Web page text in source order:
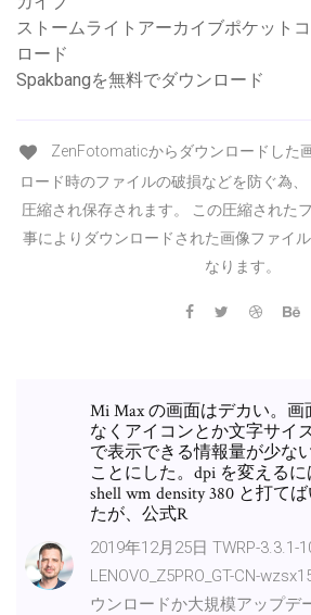
ストームライトアーカイブポケット
ロード
Spakbangを無料でダウンロード
ZenFotomaticからダウンロードした
ロード時のファイルの破損などを防ぐ為
圧縮され保存されます。 この圧縮された
事によりダウンロードされた画像ファイ
なります。
Mi Max の画面はデカい。
なくアイコンとか文字サイ
で表示できる情報量が少な
ことにした。dpi を変えるに
shell wm density 380 と打て
たが、公式R
2019年12月25日 TWRP-3.3.1-
LENOVO_Z5PRO_GT-CN-
ウンロードか大規模アップデ